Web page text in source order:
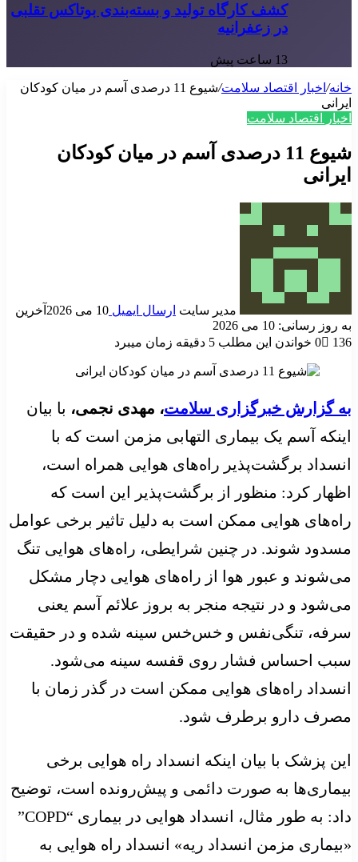
کشف کارگاه تولید و بسته‌بندی بوتاکس تقلبی
در زعفرانیه
13 ساعت پیش
خانه/ اخبار اقتصاد سلامت/
شیوع 11 درصدی آسم در میان کودکان
ایرانی
اخبار اقتصاد سلامت
شیوع 11 درصدی آسم در میان کودکان
ایرانی
مدیر سایت ارسال ایمیل 10 می 2026
آخرین
به روز رسانی: 10 می 2026
0
136 خواندن این مطلب 5 دقیقه زمان میبرد
به گزارش خبرگزاری سلامت، مهدی نجمی، با بیان
اینکه آسم یک بیماری التهابی مزمن است که با
انسداد برگشت‌پذیر راه‌های هوایی همراه است،
اظهار کرد: منظور از برگشت‌پذیر این است که
راه‌های هوایی ممکن است به دلیل تاثیر برخی عوامل
مسدود شوند. در چنین شرایطی، راه‌های هوایی تنگ
می‌شوند و عبور هوا از راه‌های هوایی دچار مشکل
می‌شود و در نتیجه منجر به بروز علائم آسم یعنی
سرفه، تنگی‌نفس و خس‌خس سینه شده و در حقیقت
سبب احساس فشار روی قفسه سینه می‌شود.
انسداد راه‌های هوایی ممکن است در گذر زمان با
مصرف دارو برطرف شود.
این پزشک با بیان اینکه انسداد راه هوایی برخی
بیماری‌ها به صورت دائمی و پیش‌رونده است، توضیح
داد: به طور مثال، انسداد هوایی در بیماری “COPD”
«بیماری مزمن انسداد ریه» انسداد راه هوایی به